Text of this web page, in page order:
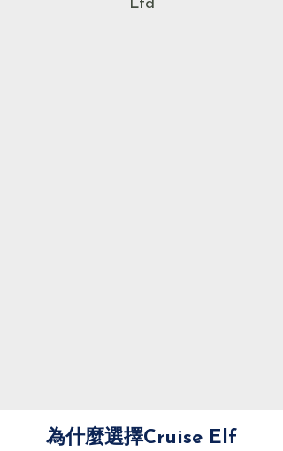
Ltd
為什麼選擇Cruise Elf